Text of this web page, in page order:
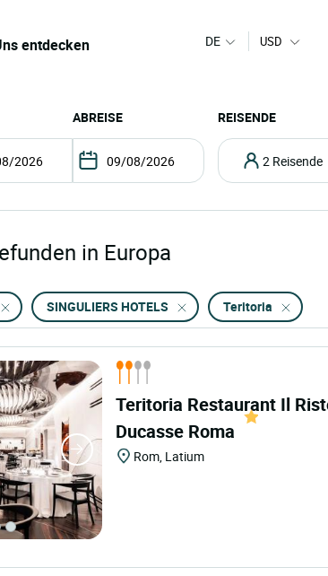
entdecken DE USD
ABREISE REISENDE
2 Reisende
in Europa
SINGULIERS HOTELS Teritoria
Teritoria Restaurant Il
Ducasse Roma
Rom, Latium